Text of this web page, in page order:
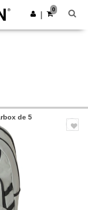
Descargar app
0
de 5